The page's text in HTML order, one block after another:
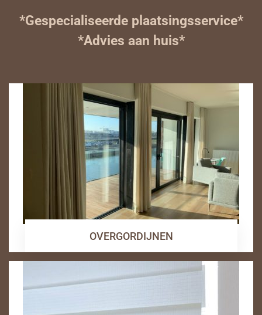
*Gespecialiseerde plaatsingsservice*
*Advies aan huis*
OVERGORDIJNEN